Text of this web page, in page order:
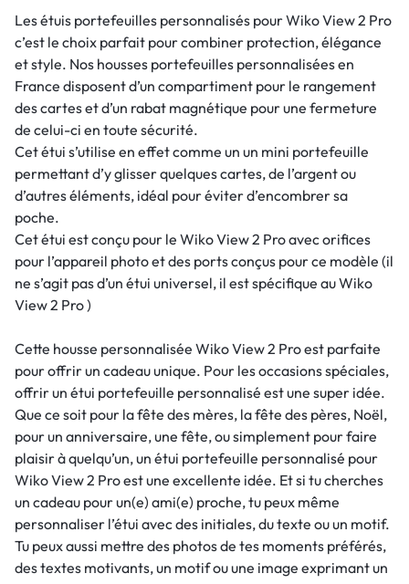
Les étuis portefeuilles personnalisés pour Wiko View 2 Pro
c’est le choix parfait pour combiner protection, élégance
et style. Nos housses portefeuilles personnalisées en
France disposent d’un compartiment pour le rangement
des cartes et d’un rabat magnétique pour une fermeture
de celui-ci en toute sécurité.
Cet étui s’utilise en effet comme un un mini portefeuille
permettant d’y glisser quelques cartes, de l’argent ou
d’autres éléments, idéal pour éviter d’encombrer sa
poche.
Cet étui est conçu pour le Wiko View 2 Pro avec orifices
pour l’appareil photo et des ports conçus pour ce modèle (il
ne s’agit pas d’un étui universel, il est spécifique au Wiko
View 2 Pro )
Cette housse personnalisée Wiko View 2 Pro est parfaite
pour offrir un cadeau unique. Pour les occasions spéciales,
offrir un étui portefeuille personnalisé est une super idée.
Que ce soit pour la fête des mères, la fête des pères, Noël,
pour un anniversaire, une fête, ou simplement pour faire
plaisir à quelqu’un, un étui portefeuille personnalisé pour
Wiko View 2 Pro est une excellente idée. Et si tu cherches
un cadeau pour un(e) ami(e) proche, tu peux même
personnaliser l’étui avec des initiales, du texte ou un motif.
Tu peux aussi mettre des photos de tes moments préférés,
des textes motivants, un motif ou une image exprimant un